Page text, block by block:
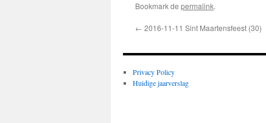
Bookmark de permalink.
← 2016-11-11 Sint Maartensfeest (30)
Privacy Policy
Huidige jaarverslag